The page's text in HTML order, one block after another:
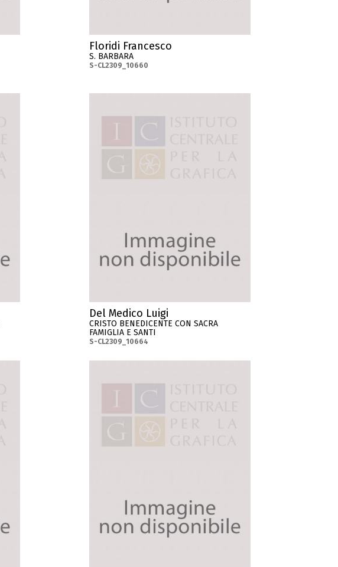
Floridi Francesco
S. BARBARA
S-CL2309_10660
Del Medico Luigi
CRISTO BENEDICENTE CON SACRA
FAMIGLIA E SANTI
S-CL2309_10664